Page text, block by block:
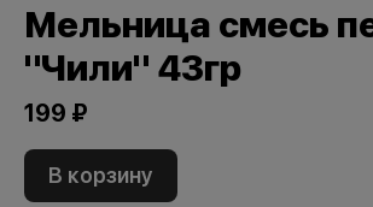
Мельница смесь
"Чили" 43гр
199 ₽
В корзину